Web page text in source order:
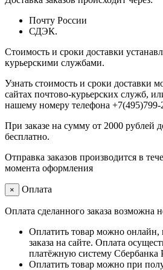
Почту России
СДЭК.
Стоимость и сроки доставки
курьерскими службами.
Узнать стоимость и сроки доставки
сайтах почтово-курьерских служб,
нашему номеру телефона +7(495)799-
При заказе на сумму от 2000 рублей
бесплатно.
Отправка заказов производится в
момента оформления
× Оплата
Оплата сделанного заказа возможна
Оплатить товар можно онлайн,
заказа на сайте. Оплата
платёжную систему Сбербанка
Оплатить товар можно при